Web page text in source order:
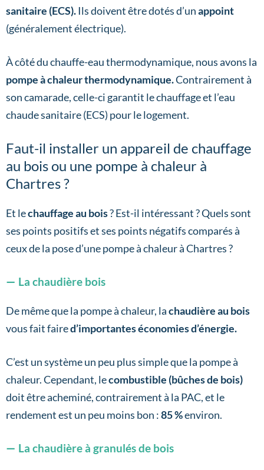
sanitaire (ECS).Ils doivent être dotés d’unappoint
(généralement électrique).
À côté du chauffe-eau thermodynamique, nous avons la
pompe à chaleur thermodynamique.Contrairement à
son camarade, celle-ci garantit le chauffage et l’eau
chaude sanitaire (ECS) pour le logement.
Faut-il installer un appareil de chauffage
au bois ou une pompe à chaleur à
Chartres ?
Et lechauffage au bois? Est-il intéressant ? Quels sont
ses points positifs et ses points négatifs comparés à
ceux de la pose d’une pompe à chaleur à Chartres ?
La chaudière bois
De même que la pompe à chaleur, lachaudière au bois
vous fait faired’importantes économies d’énergie.
C’est un système un peu plus simple que la pompe à
chaleur. Cependant, lecombustible (bûches de bois)
doit être acheminé, contrairement à la PAC, et le
rendement est un peu moins bon :85 %environ.
La chaudière à granulés de bois